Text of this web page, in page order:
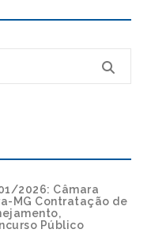
2026: Câmara
MG Contratação de
Público